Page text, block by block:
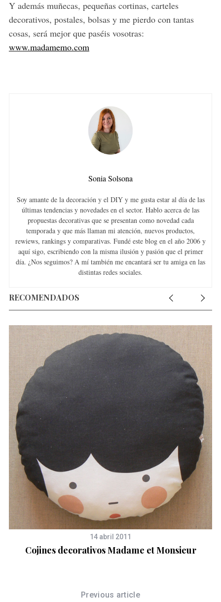
Y además muñecas, pequeñas cortinas, carteles
decorativos, postales, bolsas y me pierdo con tantas
cosas, será mejor que paséis vosotras:
www.madamemo.com
Sonia Solsona
Soy amante de la decoración y el DIY y me gusta estar al día de las
últimas tendencias y novedades en el sector. Hablo acerca de las
propuestas decorativas que se presentan como novedad cada
temporada y que más llaman mi atención, nuevos productos,
rewiews, rankings y comparativas. Fundé este blog en el año 2006 y
aquí sigo, escribiendo con la misma ilusión y pasión que el primer
día. ¿Nos seguimos? A mí también me encantará ser tu amiga en las
distintas redes sociales.
RECOMENDADOS
14 abril 2011
Cojines decorativos Madame et Monsieur
Previous article
e